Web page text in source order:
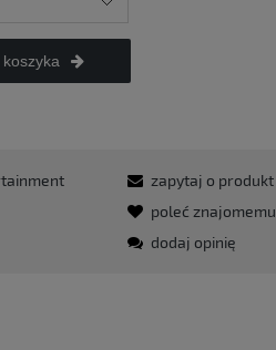
koszyka
zapytaj o produkt
poleć znajomemu
dodaj opinię